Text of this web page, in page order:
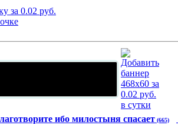
ибо милостыня спасает (665)